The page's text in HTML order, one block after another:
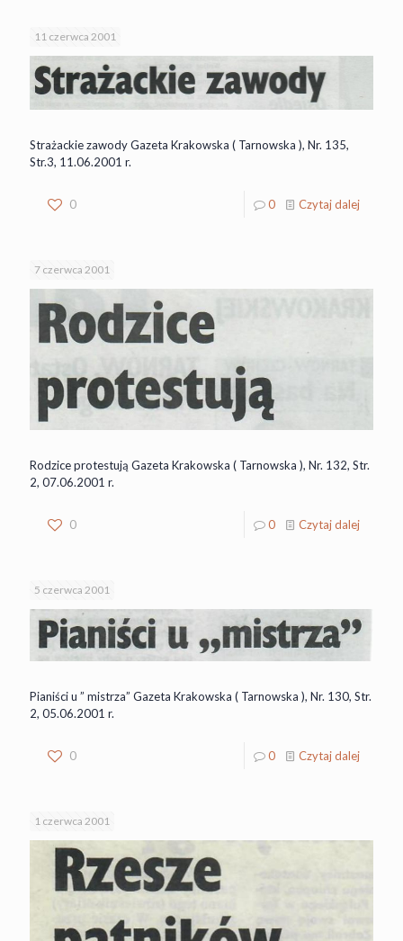
11 czerwca 2001
Strażackie zawody Gazeta Krakowska ( Tarnowska ), Nr. 135,
Str.3, 11.06.2001 r.
0 0 Czytaj dalej
7 czerwca 2001
Rodzice protestują Gazeta Krakowska ( Tarnowska ), Nr. 132, Str.
2, 07.06.2001 r.
0 0 Czytaj dalej
5 czerwca 2001
Pianiści u ” mistrza” Gazeta Krakowska ( Tarnowska ), Nr. 130, Str.
2, 05.06.2001 r.
0 0 Czytaj dalej
1 czerwca 2001